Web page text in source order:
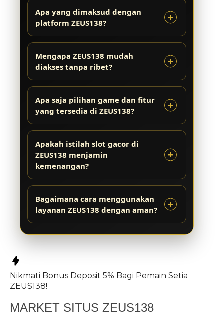
Apa yang dimaksud dengan
platform ZEUS138?
Mengapa ZEUS138 mudah
diakses tanpa ribet?
Apa saja pilihan game dan fitur
yang tersedia di ZEUS138?
Apakah istilah slot gacor di
ZEUS138 menjamin
kemenangan?
Bagaimana cara menggunakan
layanan ZEUS138 dengan aman?
Nikmati Bonus Deposit 5% Bagi Pemain Setia
ZEUS138!
MARKET SITUS ZEUS138